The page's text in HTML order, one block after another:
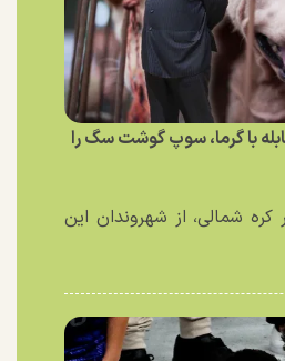
با گرما، سوپ گوشت سگ را
شمالی، از شهروندان این